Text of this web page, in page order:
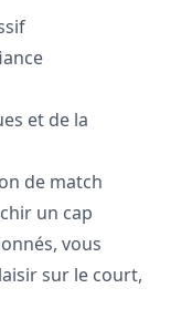
et de la
de match
un cap
vous
sur le court,